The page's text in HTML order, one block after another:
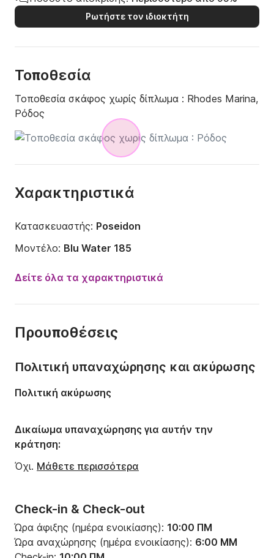
Ρωτήστε τον ιδιοκτήτη
Τοποθεσία
Τοποθεσία σκάφος χωρίς δίπλωμα : Rhodes Marina,
Ρόδος
Χαρακτηριστικά
Κατασκευαστής: Poseidon
Μοντέλο: Blu Water 185
Ισχύς κινητήρα:
Χωρητικότητα:6 άτομα
Δείτε όλα τα χαρακτηριστικά
Προυποθέσεις
Check-in & Check-out
Ώρα άφιξης (ημέρα ενοικίασης): 10:00 ΠΜ
Ώρα αναχώρησης (ημέρα ενοικίασης): 6:00 ΜΜ
Πολιτική υπαναχώρησης και ακύρωσης
Πολιτική ακύρωσης
Δικαίωμα υπαναχώρησης για αυτήν την
κράτηση:
Όχι. Μάθετε περισσότερα